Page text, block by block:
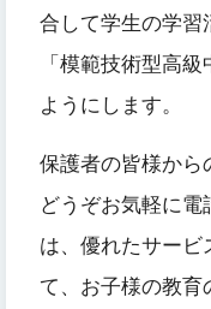
合して学生の学習
「模範技術型高
ようにします。
保護者の皆様から
どうぞお気軽に
は、優れたサー
て、お子様の教育